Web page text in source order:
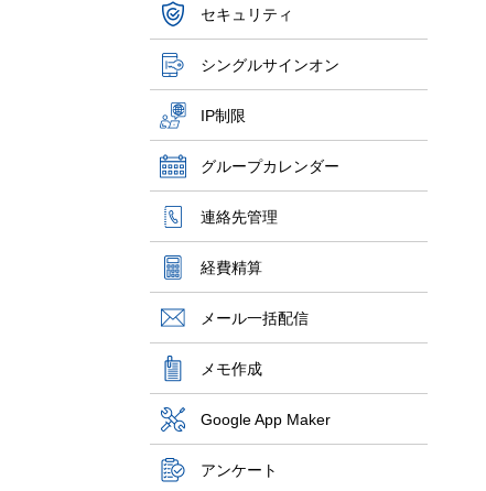
セキュリティ
シングルサインオン
IP制限
グループカレンダー
連絡先管理
経費精算
メール一括配信
メモ作成
Google App Maker
アンケート